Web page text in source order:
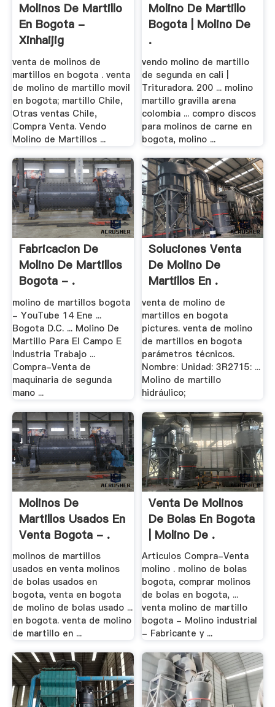
Molinos De Martillo
En Bogota -
Xinhaijig
venta de molinos de
martillos en bogota . venta
de molino de martillo movil
en bogota; martillo Chile,
Otras ventas Chile,
Compra Venta. Vendo
Molino de Martillos ...
Molino De Martillo
Bogota | Molino De
.
vendo molino de martillo
de segunda en cali |
Trituradora. 200 ... molino
martillo gravilla arena
colombia ... compro discos
para molinos de carne en
bogota, molino ...
Fabricacion De
Molino De Martillos
Bogota - .
molino de martillos bogota
- YouTube 14 Ene ...
Bogota D.C. ... Molino De
Martillo Para El Campo E
Industria Trabajo ...
Compra-Venta de
maquinaria de segunda
mano ...
Soluciones Venta
De Molino De
Martillos En .
venta de molino de
martillos en bogota
pictures. venta de molino
de martillos en bogota
parámetros técnicos.
Nombre: Unidad: 3R2715: ...
Molino de martillo
hidráulico;
Molinos De
Martillos Usados En
Venta Bogota - .
molinos de martillos
usados en venta molinos
de bolas usados en
bogota, venta en bogota
de molino de bolas usado ...
en bogota. venta de molino
de martillo en ...
Venta De Molinos
De Bolas En Bogota
| Molino De .
Articulos Compra-Venta
molino . molino de bolas
bogota, comprar molinos
de bolas en bogota, ...
venta molino de martillo
bogota - Molino industrial
- Fabricante y ...